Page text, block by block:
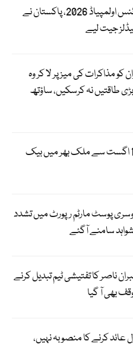
انٹرنیشنل نیوکلیئر سائنس اولمپیاڈ 2026، پاکستان نے
جیت لیے
کو مذاکرات کی میز پر لا کر وہ
بڑی طاقتیں نہ کرسکیں، ساؤتھ
جماعت اسلامی کا 16 اگست سے ملک بھر میں بیک
پوسٹ مارٹم رپورٹ میں تشدد
سامنے آگئے
ناصر کا تفتیشی ٹیم تبدیل کرنے
بھی آ گیا
عائد کرنے کا منصوبہ نہیں،